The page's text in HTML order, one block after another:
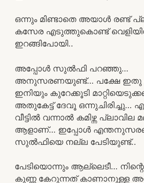
ഒന്നും മിണ്ടാതെ അയാൾ രണ്ട്
കസേര എടുത്തുകൊണ്ട്
ഇറങ്ങിപോയി..
അപ്പോൾ സുൽഫി പറഞ്ഞു…
അനുസരണയുണ്ട്… പക്ഷേ ഇതു
ഇനിയും കുറേക്കൂടി
അതുകേട്ട് ദേവൂ ഒന്നുചിരിച്ചു…
വീട്ടിൽ വന്നാൽ കമിഴ്ന്ന പ്ലാവില
ആളാണ്‌… ഇപ്പോൾ
സുൽഫിയെ നല്ല പേടിയുണ്ട്..
പേടിയൊന്നും ആല്ലെടീ…
കുണ്ണ കേറുന്നത് കാണാനുള്ള